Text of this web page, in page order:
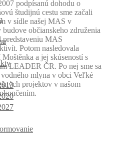
podpísanú dohodu o
študijnú cestu sme začali
v sídle našej MAS v
občianskeho združenia
MAS
Potom nasledovala
a jej skúseností s
LEADER ČR. Po nej sme sa
mlyna v obci Veľké
projektov v našom